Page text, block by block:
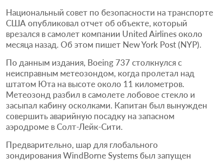
Национальный совет по безопасности на транспорте
США опубликовал отчет об объекте, который
врезался в самолет компании United Airlines около
месяца назад. Об этом пишет New York Post (NYP).
По данным издания, Boeing 737 столкнулся с
неисправным метеозондом, когда пролетал над
штатом Юта на высоте около 11 километров.
Метеозонд разбил в самолете лобовое стекло и
засыпал кабину осколками. Капитан был вынужден
совершить аварийную посадку на запасном
аэродроме в Солт-Лейк-Сити.
Предварительно, шар для глобального
зондирования WindBorne Systems был запущен